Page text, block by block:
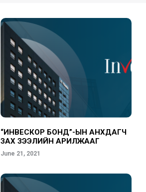
“ИНВЕСКОР БОНД”-ЫН АНХДАГЧ
ЗАХ ЗЭЭЛИЙН АРИЛЖААГ
АМЖИЛТТАЙ БОЛСОНД
ТООЦЛОО
June 21, 2021